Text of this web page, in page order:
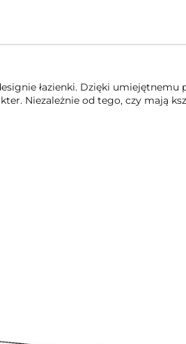
łazienki. Dzięki
Niezależnie od tego, czy mają